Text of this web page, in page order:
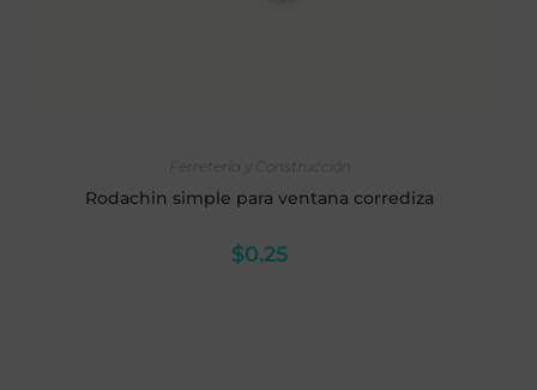
Ferretería y Construcción
Rodachin simple para ventana corrediza
$0.25